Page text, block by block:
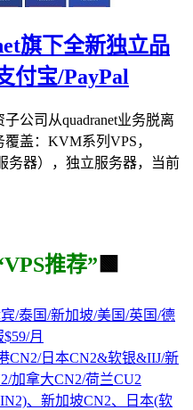
旗下全新独立品
付宝/PayPal
公司从quadranet业务脱离
盖：KVM系列VPS，
务器），独立服务器，当前
推荐” 🟩
/泰国/新加坡/美国/英国/德
月
CN2/日本CN2&软银&IIJ/新
加拿大CN2/荷兰CU2
、新加坡CN2、日本(软